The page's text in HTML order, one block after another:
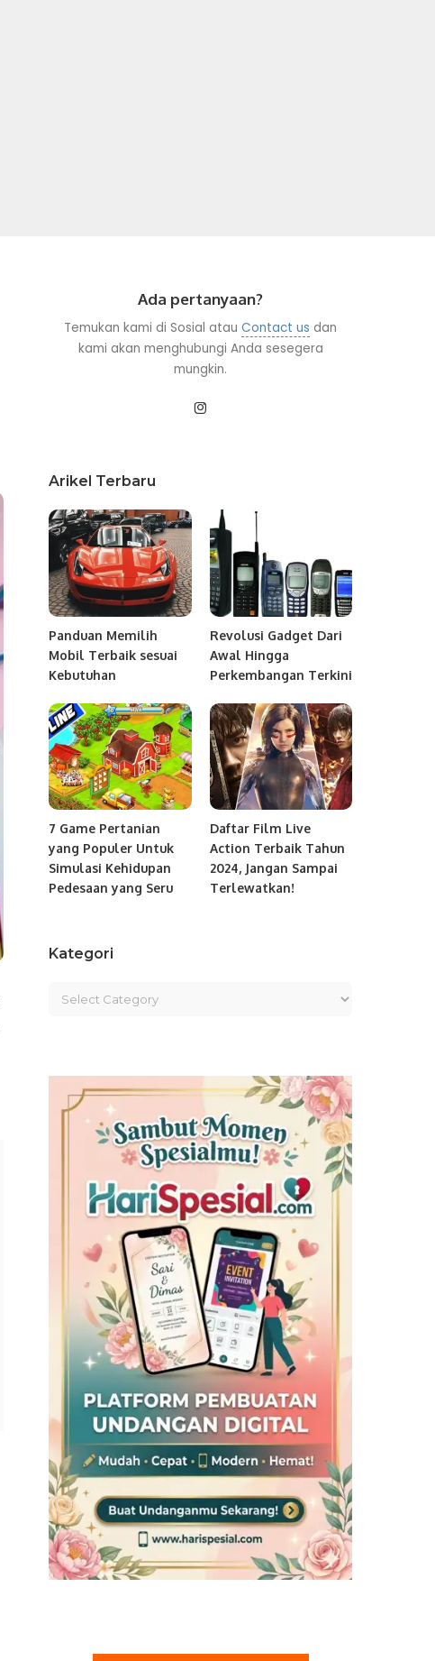
Ada pertanyaan?
Temukan kami di Sosial atauContact us dan
kami akan menghubungi Anda sesegera
mungkin.
Arikel Terbaru
Panduan Memilih
Mobil Terbaik sesuai
Kebutuhan
Revolusi Gadget Dari
Awal Hingga
Perkembangan Terkini
7 Game Pertanian
yang Populer Untuk
Simulasi Kehidupan
Pedesaan yang Seru
Daftar Film Live
Action Terbaik Tahun
2024, Jangan Sampai
Terlewatkan!
Kategori